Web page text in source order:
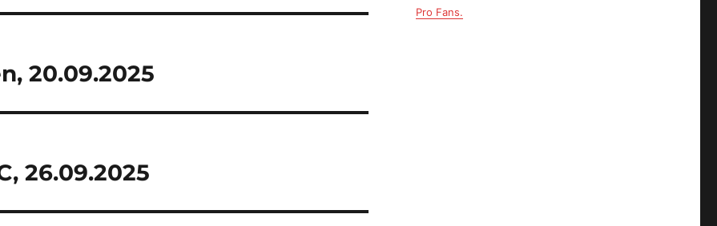
20.09.2025
26.09.2025
Pro Fans.